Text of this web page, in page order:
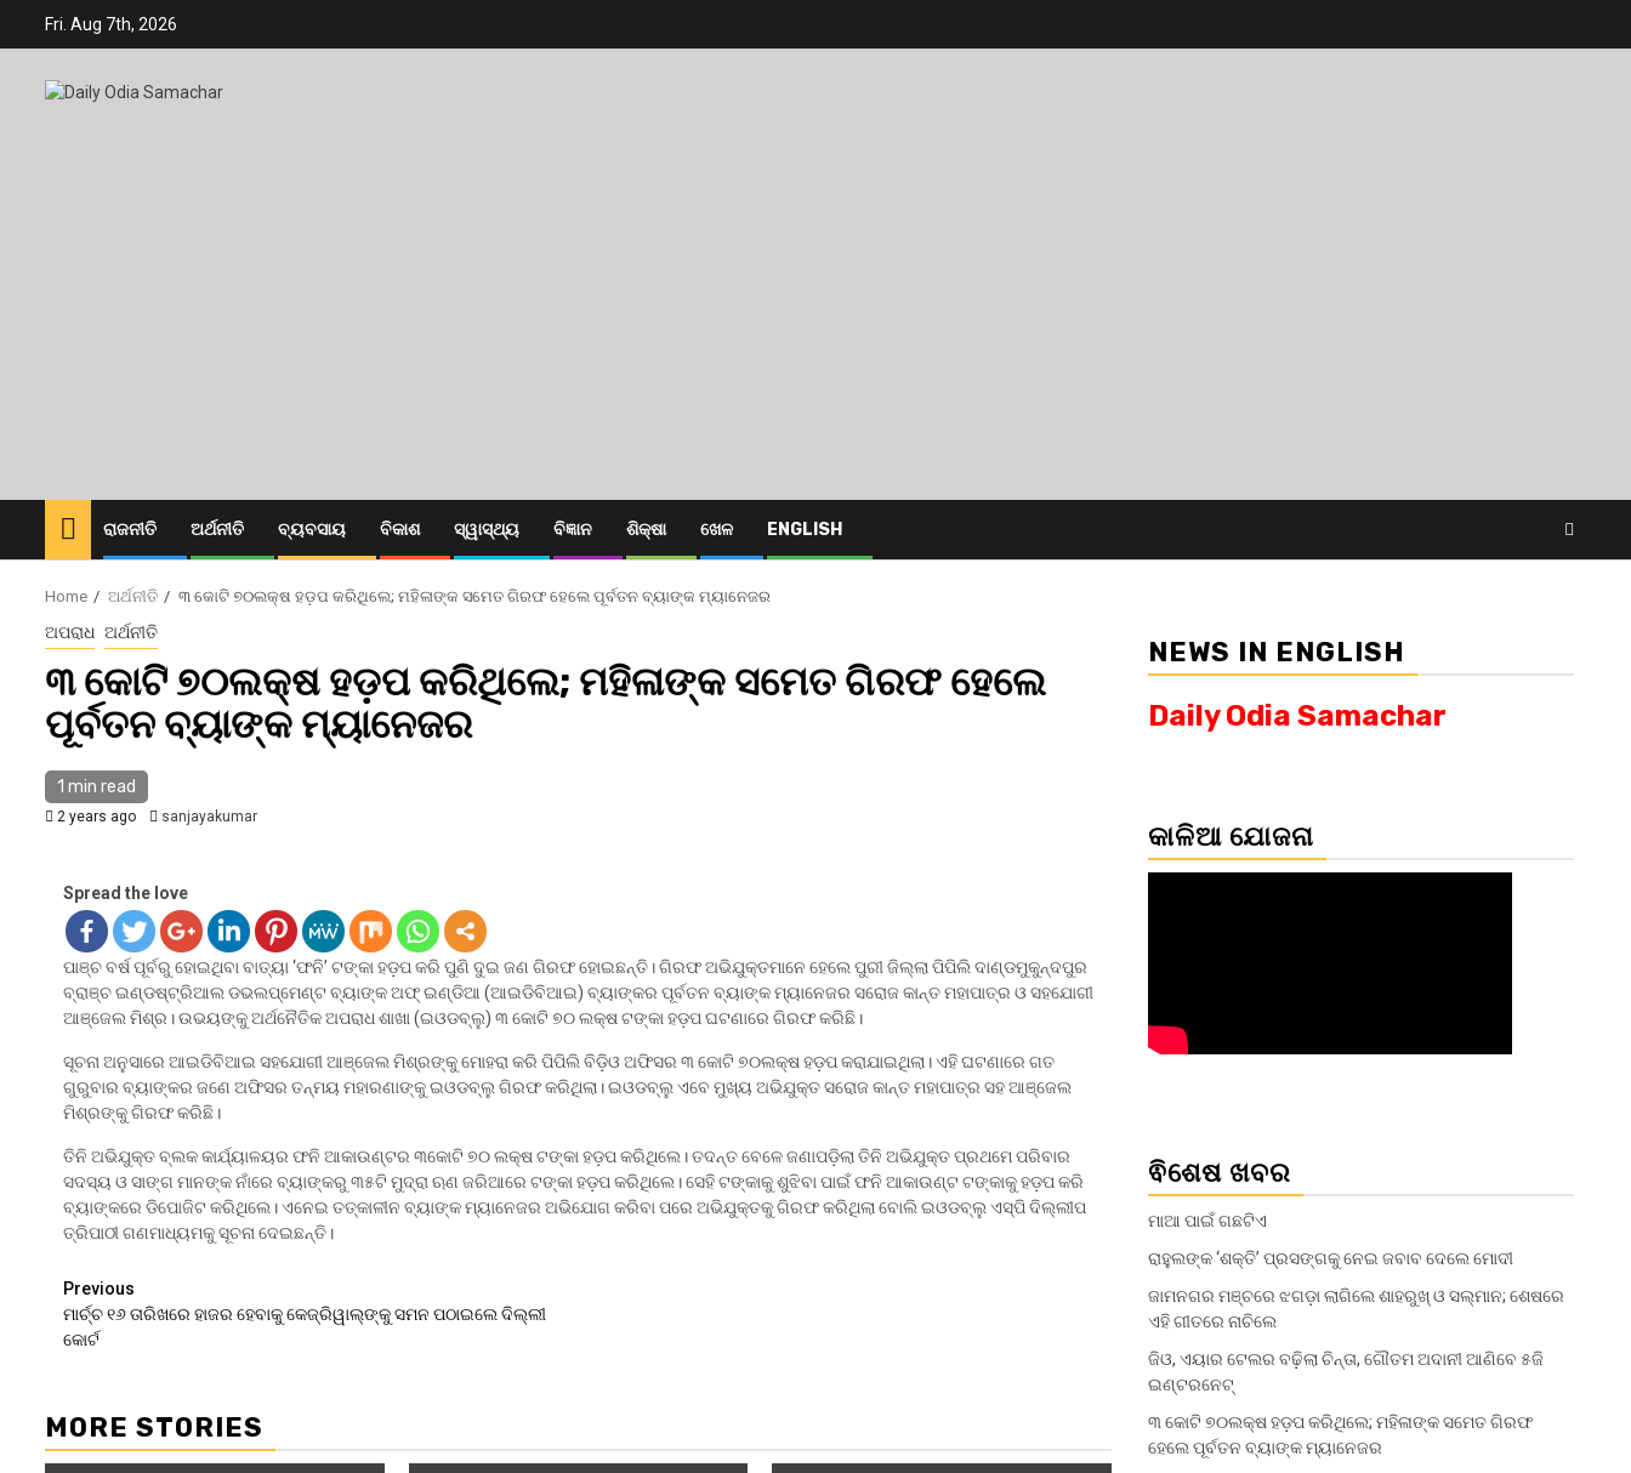
Fri. Aug 7th, 2026
ରାଜନୀତି ଅର୍ଥନୀତି ବ୍ୟବସାୟ ବିକାଶ ସ୍ୱାସ୍ଥ୍ୟ ବିଜ୍ଞାନ ଶିକ୍ଷା ଖେଳ ENGLISH
Home ଅର୍ଥନୀତି ୩ କୋଟି ୭୦ଲକ୍ଷ ହଡ଼ପ କରିଥିଲେ; ମହିଳାଙ୍କ ସମେତ ଗିରଫ ହେଲେ ପୂର୍ବତନ ବ୍ୟାଙ୍କ ମ୍ୟାନେଜର
ଅପରାଧ ଅର୍ଥନୀତି
୩ କୋଟି ୭୦ଲକ୍ଷ ହଡ଼ପ କରିଥିଲେ; ମହିଳାଙ୍କ ସମେତ ଗିରଫ ହେଲେ
ପୂର୍ବତନ ବ୍ୟାଙ୍କ ମ୍ୟାନେଜର
1 min read
2 years ago sanjayakumar
Spread the love
ପାଞ୍ଚ ବର୍ଷ ପୂର୍ବରୁ ହୋଇଥିବା ବାତ୍ୟା ‘ଫନି’ ଟଙ୍କା ହଡ଼ପ କରି ପୁଣି ଦୁଇ ଜଣ ଗିରଫ ହୋଇଛନ୍ତି। ଗିରଫ ଅଭିଯୁକ୍ତମାନେ ହେଲେ ପୁରୀ ଜିଲ୍ଲା ପିପିଲି ଦାଣ୍ଡମୁକୁନ୍ଦପୁର
ବ୍ରାଞ୍ଚ ଇଣ୍ଡଷ୍ଟ୍ରିଆଲ ଡଭଲପ୍‌ମେଣ୍ଟ ବ୍ୟାଙ୍କ ଅଫ୍‌ ଇଣ୍ଡିଆ (ଆଇଡିବିଆଇ) ବ୍ୟାଙ୍କର ପୂର୍ବତନ ବ୍ୟାଙ୍କ ମ୍ୟାନେଜର ସରୋଜ କାନ୍ତ ମହାପାତ୍ର ଓ ସହଯୋଗୀ
ଆଞ୍ଜେଲ ମିଶ୍ର। ଉଭୟଙ୍କୁ ଅର୍ଥନୈତିକ ଅପରାଧ ଶାଖା (ଇଓଡବ୍ଲୁ) ୩ କୋଟି ୭୦ ଲକ୍ଷ ଟଙ୍କା ହଡ଼ପ ଘଟଣାରେ ଗିରଫ କରିଛି।
ସୂଚନା ଅନୁସାରେ ଆଇଡିବିଆଇ ସହଯୋଗୀ ଆଞ୍ଜେଲ ମିଶ୍ରଙ୍କୁ ମୋହରା କରି ପିପିଲି ବିଡ଼ିଓ ଅଫିସର ୩ କୋଟି ୭୦ଲକ୍ଷ ହଡ଼ପ କରାଯାଇଥିଲା। ଏହି ଘଟଣାରେ ଗତ
ଗୁରୁବାର ବ୍ୟାଙ୍କର ଜଣେ ଅଫିସର ତନ୍ମୟ ମହାରଣାଙ୍କୁ ଇଓଡବ୍ଲୁ ଗିରଫ କରିଥିଲା। ଇଓଡବ୍ଲୁ ଏବେ ମୁଖ୍ୟ ଅଭିଯୁକ୍ତ ସରୋଜ କାନ୍ତ ମହାପାତ୍ର ସହ ଆଞ୍ଜେଲ
ମିଶ୍ରଙ୍କୁ ଗିରଫ କରିଛି।
ତିନି ଅଭିଯୁକ୍ତ ବ୍ଲକ କାର୍ଯ୍ୟାଳୟର ଫନି ଆକାଉଣ୍ଟର ୩କୋଟି ୭୦ ଲକ୍ଷ ଟଙ୍କା ହଡ଼ପ କରିଥିଲେ। ତଦନ୍ତ ବେଳେ ଜଣାପଡ଼ିଲା ତିନି ଅଭିଯୁକ୍ତ ପ୍ରଥମେ ପରିବାର
ସଦସ୍ୟ ଓ ସାଙ୍ଗ ମାନଙ୍କ ନାଁରେ ବ୍ୟାଙ୍କରୁ ୩୫ଟି ମୁଦ୍ରା ଋଣ ଜରିଆରେ ଟଙ୍କା ହଡ଼ପ କରିଥିଲେ। ସେହି ଟଙ୍କାକୁ ଶୁଝିବା ପାଇଁ ଫନି ଆକାଉଣ୍ଟ ଟଙ୍କାକୁ ହଡ଼ପ କରି
ବ୍ୟାଙ୍କରେ ଡିପୋଜିଟ କରିଥିଲେ। ଏନେଇ ତତ୍କାଳୀନ ବ୍ୟାଙ୍କ ମ୍ୟାନେଜର ଅଭିଯୋଗ କରିବା ପରେ ଅଭିଯୁକ୍ତକୁ ଗିରଫ କରିଥିଲା ବୋଲି ଇଓଡବ୍ଲୁ ଏସ୍‌ପି ଦିଲ୍ଲୀପ
ତ୍ରିପାଠୀ ଗଣମାଧ୍ୟମକୁ ସୂଚନା ଦେଇଛନ୍ତି।
Continue
Reading
Previous
ମାର୍ଚ୍ଚ ୧୬ ତାରିଖରେ ହାଜର ହେବାକୁ କେଜ୍ରିୱାଲ୍‌ଙ୍କୁ ସମନ ପଠାଇଲେ ଦିଲ୍ଲୀ
କୋର୍ଟ
MORE STORIES
NEWS IN ENGLISH
Daily Odia Samachar
କାଳିଆ ଯୋଜନା
ଵିଶେଷ ଖବର
ମାଆ ପାଇଁ ଗଛଟିଏ
ରାହୁଲଙ୍କ ‘ଶକ୍ତି’ ପ୍ରସଙ୍ଗକୁ ନେଇ ଜବାବ ଦେଲେ ମୋଦୀ
ଜାମନଗର ମଞ୍ଚରେ ଝଗଡ଼ା ଲାଗିଲେ ଶାହରୁଖ୍‌ ଓ ସଲ୍‌ମାନ; ଶେଷରେ
ଏହି ଗୀତରେ ନାଚିଲେ
ଜିଓ, ଏୟାର ଟେଲର ବଢ଼ିଲା ଚିନ୍ତା, ଗୌତମ ଅଦାନୀ ଆଣି‌ବେ ୫ଜି
ଇଣ୍ଟରନେଟ୍
୩ କୋଟି ୭୦ଲକ୍ଷ ହଡ଼ପ କରିଥିଲେ; ମହିଳାଙ୍କ ସମେତ ଗିରଫ
ହେଲେ ପୂର୍ବତନ ବ୍ୟାଙ୍କ ମ୍ୟାନେଜର